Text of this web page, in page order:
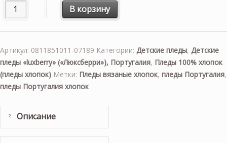
Количество товара "SELF STARS" (голубой)
В корзину
Артикул: 0811851011-07189 Категории: Детские пледы, Детские
пледы «luxberry» («Люксберри»), Португалия, Пледы 100% хлопок
(пледы хлопок) Метки: Пледы вязаные хлопок, пледы Португалия,
пледы Португалия хлопок
Описание